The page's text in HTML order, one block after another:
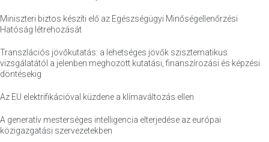
Miniszteri biztos készíti elő az Egészségügyi Minőségellenőrzési
Hatóság létrehozását
Transzlációs jövőkutatás: a lehetséges jövők szisztematikus
vizsgálatától a jelenben meghozott kutatási, finanszírozási és képzési
döntésekig
Az EU elektrifikációval küzdene a klímaváltozás ellen
A generatív mesterséges intelligencia elterjedése az európai
közigazgatási szervezetekben